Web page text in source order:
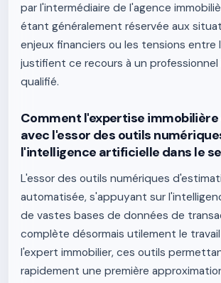
par l'intermédiaire de l'agence
étant généralement réservée aux
enjeux financiers ou les tensions entre
justifient ce recours à un
qualifié.
Comment l'expertise immobilière
avec l'essor des outils
l'intelligence artificielle dans le
L'essor des outils numériques
automatisée, s'appuyant sur
de vastes bases de données de
complète désormais utilement le
l'expert immobilier, ces outils
rapidement une première